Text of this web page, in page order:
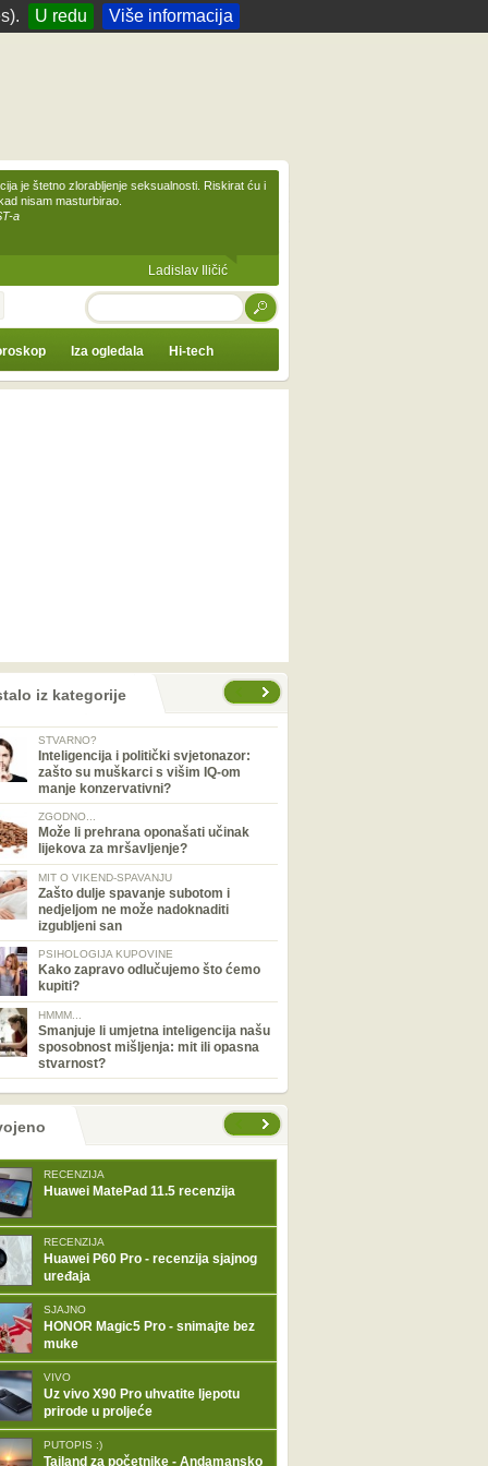
U redu Više informacija
je štetno zlorabljenje seksualnosti. Riskirat ću i
nisam masturbirao.
a
Ladislav Iličić
TRAŽI
Iza ogledala Hi-tech
iz kategorije
STVARNO?
Inteligencija i politički svjetonazor:
zašto su muškarci s višim IQ-om
manje konzervativni?
ZGODNO...
Može li prehrana oponašati učinak
lijekova za mršavljenje?
MIT O VIKEND-SPAVANJU
Zašto dulje spavanje subotom i
nedjeljom ne može nadoknaditi
izgubljeni san
PSIHOLOGIJA KUPOVINE
Kako zapravo odlučujemo što ćemo
kupiti?
HMMM...
Smanjuje li umjetna inteligencija našu
sposobnost mišljenja: mit ili opasna
stvarnost?
RECENZIJA
Huawei MatePad 11.5 recenzija
RECENZIJA
Huawei P60 Pro - recenzija sjajnog
uređaja
SJAJNO
HONOR Magic5 Pro - snimajte bez
muke
VIVO
Uz vivo X90 Pro uhvatite ljepotu
prirode u proljeće
PUTOPIS :)
Tajland za početnike - Andamansko